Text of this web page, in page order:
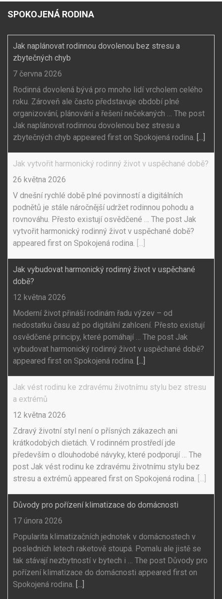
SPOKOJENÁ RODINA
Jak naplánovat rodinnou dovolenou bez stresu a
zbytečných chyb
7 června 2026
Rodinná dovolená bývá pro mnoho lidí vrcholem celého
roku. Zároveň ale často představuje období plné
organizování, plánování a řešení nečekaných … The post
Jak naplánovat rodinnou dovolenou bez stresu a
zbytečných chyb appeared first on Spokojená rodina. [...]
Jak vytvořit harmonický rodinný život v uspěchané době?
26 května 2026
V dnešní rychlé době plné povinností a digitálních
podnětů je stále náročnější udržet rodinnou pohodu a
rovnováhu. Přesto existují osvědčené … The post Jak
vytvořit harmonický rodinný život v uspěchané době?
appeared first on Spokojená rodina. [...]
Jak vybudovat harmonický rodinný život v uspěchané
době?
12 května 2026
Moderní život přináší rodinám řadu výzev – od
nedostatku času až po digitální zahlcení. Přesto existují
osvědčené principy, které pomáhají … The post Jak
vybudovat harmonický rodinný život v uspěchané době?
appeared first on Spokojená rodina. [...]
Jak vést rodinu ke zdravému životnímu stylu bez stresu
a extrémů
12 května 2026
Zdravý životní styl není o přísných zákazech ani
krátkodobých dietách. V rodinném prostředí jde
především o dlouhodobé návyky, které podporují … The
post Jak vést rodinu ke zdravému životnímu stylu bez
stresu a extrémů appeared first on Spokojená rodina. [...]
Důvody pro pořízení klimatizace do domácnosti
17 února 2026
Popularita klimatizačních jednotek v domácnostech v
posledních letech raketově stoupá. Pomalu ale jistě se
tak stávají nezbytností v bytech i … The post Důvody pro
pořízení klimatizace do domácnosti appeared first on
Spokojená rodina. [...]